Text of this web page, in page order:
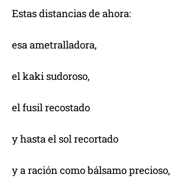
Estas distancias de ahora:
esa ametralladora,
el kaki sudoroso,
el fusil recostado
y hasta el sol recortado
y a ración como bálsamo precioso,